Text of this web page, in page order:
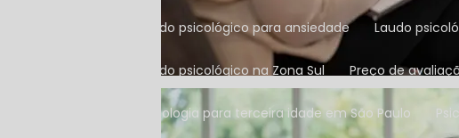
Laudo psicológico para ansiedade Laudo
Laudo psicológico na Zona Sul Preço de
Psicologia para terceira idade em São Paulo